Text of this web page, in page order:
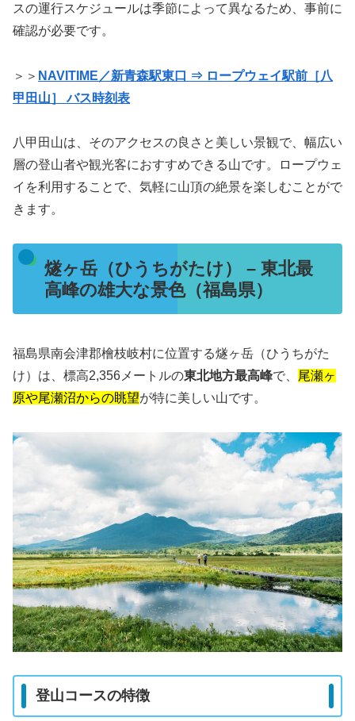
スの運行スケジュールは季節によって異なるため、事前に
確認が必要です。
＞＞ NAVITIME／新青森駅東口 ⇒ ロープウェイ駅前［八
甲田山］ バス時刻表
八甲田山は、そのアクセスの良さと美しい景観で、幅広い
層の登山者や観光客におすすめできる山です。ロープウェ
イを利用することで、気軽に山頂の絶景を楽しむことがで
きます。
燧ヶ岳（ひうちがたけ） – 東北最
高峰の雄大な景色（福島県）
福島県南会津郡檜枝岐村に位置する燧ヶ岳（ひうちがた
け）は、標高2,356メートルの東北地方最高峰で、
尾瀬ヶ
原や尾瀬沼からの眺望が特に美しい山です。
登山コースの特徴